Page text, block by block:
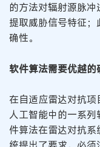
的方法对辐射源脉
提取威胁信号特征
确性。
软件算法需要优越的
在自适应雷达对抗
人工智能中的一系
件算法在雷达对抗